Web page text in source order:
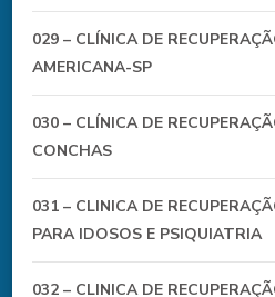
029 – CLÍNICA DE
AMERICANA-SP
030 – CLÍNICA DE
CONCHAS
031 – CLINICA DE
PARA IDOSOS E PSIQUIATRIA
032 – CLINICA DE